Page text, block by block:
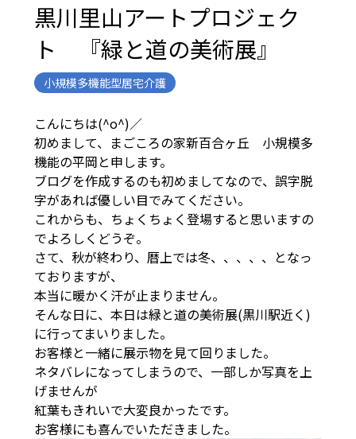
黒川里山アートプロジェク
ト 『緑と道の美術展』
小規模多機能型居宅介護
こんにちは(^o^)／
初めまして、まごころの家新百合ヶ丘 小規模多
機能の平岡と申します。
ブログを作成するのも初めましてなので、誤字脱
字があれば優しい目でみてください。
これからも、ちょくちょく登場すると思いますの
でよろしくどうぞ。
さて、秋が終わり、暦上では冬、、、、、となっ
ておりますが、
本当に暖かく汗が止まりません。
そんな日に、本日は緑と道の美術展(黒川駅近く)
に行ってまいりました。
お客様と一緒に展示物を見て回りました。
ネタバレになってしまうので、一部しか写真を上
げませんが
紅葉もきれいで大変良かったです。
お客様にも喜んでいただきました。